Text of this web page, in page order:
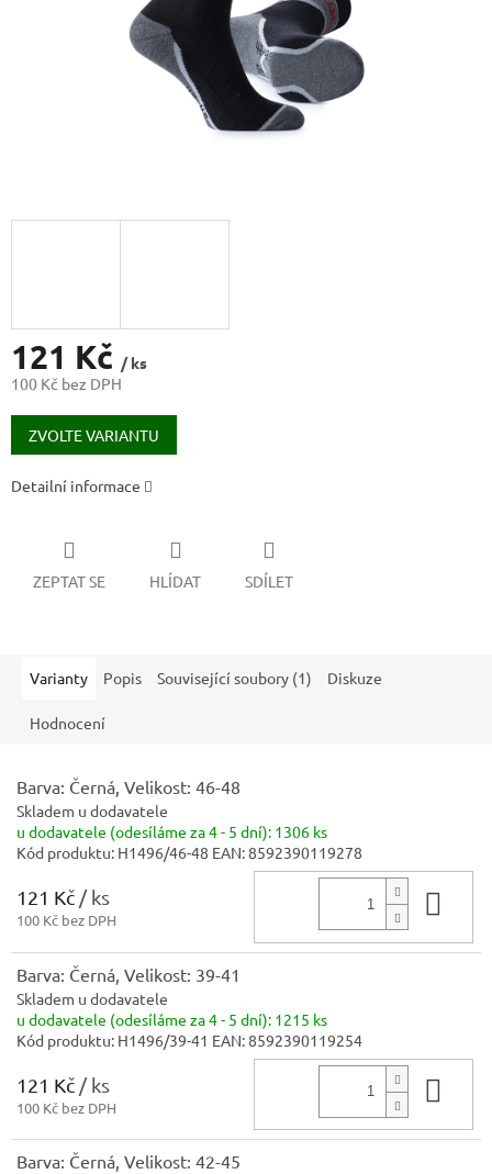
121 Kč / ks
100 Kč bez DPH
Měrná
cena:
ZVOLTE VARIANTU
Detailní informace
ZEPTAT SE HLÍDAT SDÍLET
Varianty Popis Související soubory (1) Diskuze
Hodnocení
Barva: Černá, Velikost: 46-48
Skladem u dodavatele
u dodavatele (odesíláme za 4 - 5 dní): 1306 ks
Kód produktu: H1496/46-48 EAN:8592390119278
121 Kč / ks
100 Kč bez DPH
Barva: Černá, Velikost: 39-41
Skladem u dodavatele
u dodavatele (odesíláme za 4 - 5 dní): 1215 ks
Kód produktu: H1496/39-41 EAN:8592390119254
121 Kč / ks
100 Kč bez DPH
Barva: Černá, Velikost: 42-45